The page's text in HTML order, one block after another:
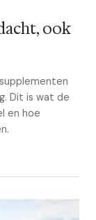
ook
Dit is wat de
en hoe